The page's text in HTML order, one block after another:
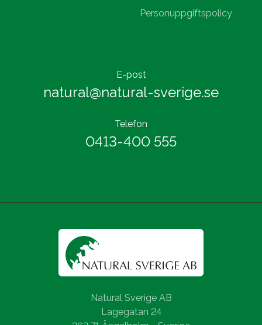
Personuppgiftspolicy
E-post
natural@natural-sverige.se
Telefon
0413-400 555
Natural Sverige AB
Lagegatan 24